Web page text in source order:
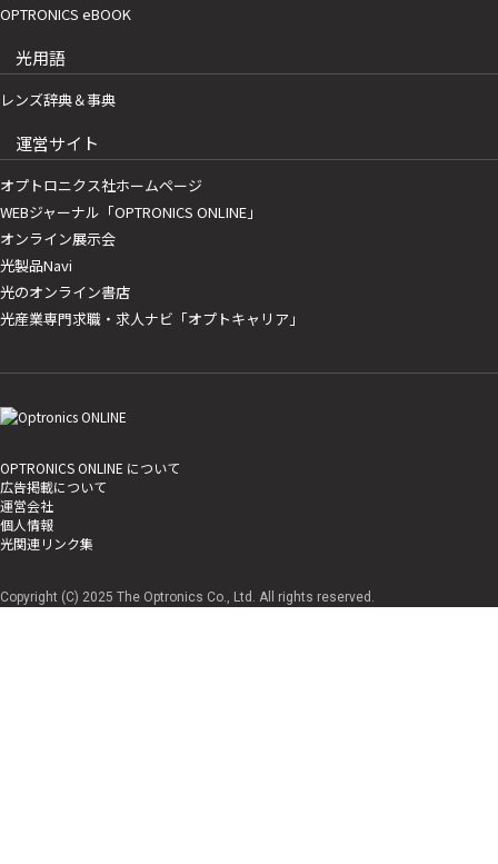
OPTRONICS eBOOK
光用語
レンズ辞典＆事典
運営サイト
オプトロニクス社ホームページ
WEBジャーナル「OPTRONICS ONLINE」
オンライン展示会
光製品Navi
光のオンライン書店
光産業専門求職・求人ナビ「オプトキャリア」
OPTRONICS ONLINE について
広告掲載について
運営会社
個人情報
光関連リンク集
Copyright (C) 2025 The Optronics Co., Ltd. All rights reserved.